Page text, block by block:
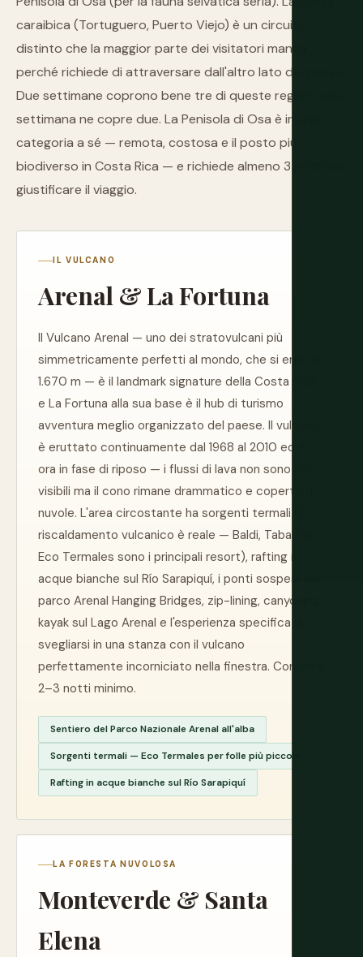
caraibica (Tortuguero, Puerto Viejo) è un circuito
distinto che la maggior parte dei visitatori manca
perché richiede di attraversare dall'altro lato del paese.
Due settimane coprono bene tre di queste regioni; una
settimana ne copre due. La Penisola di Osa è in una
categoria a sé — remota, costosa e il posto più
biodiverso in Costa Rica — e richiede almeno 3 notti per
giustificare il viaggio.
IL VULCANO
Arenal & La Fortuna
Il Vulcano Arenal — uno dei stratovulcani più
simmetricamente perfetti al mondo, che si erge a
1.670 m — è il landmark signature della Costa Rica
e La Fortuna alla sua base è il hub di turismo
avventura meglio organizzato del paese. Il vulcano
è eruttato continuamente dal 1968 al 2010 ed è
ora in fase di riposo — i flussi di lava non sono più
visibili ma il cono rimane drammatico e coperto di
nuvole. L'area circostante ha sorgenti termali (il
riscaldamento vulcanico è reale — Baldi, Tabacón e
Eco Termales sono i principali resort), rafting in
acque bianche sul Río Sarapiquí, i ponti sospesi del
parco Arenal Hanging Bridges, zip-lining, canyoning,
kayak sul Lago Arenal e l'esperienza specifica di
svegliarsi in una stanza con il vulcano
perfettamente incorniciato nella finestra. Consenti
2–3 notti minimo.
Sentiero del Parco Nazionale Arenal all'alba
Sorgenti termali — Eco Termales per folle più piccole
Rafting in acque bianche sul Río Sarapiquí
LA FORESTA NUVOLOSA
Monteverde & Santa
Elena